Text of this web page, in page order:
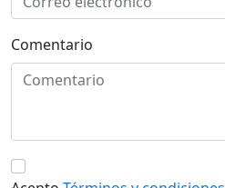
Comentario